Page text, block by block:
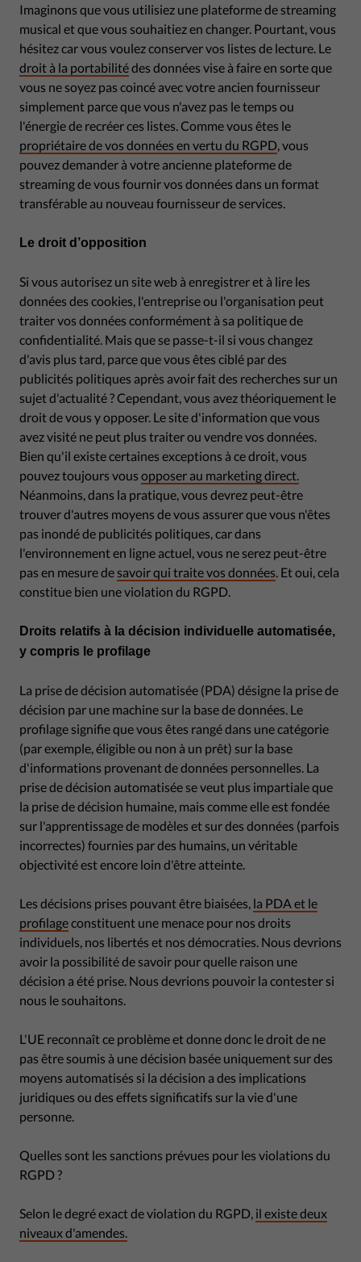
Imaginons que vous utilisiez une plateforme de streaming
musical et que vous souhaitiez en changer. Pourtant, vous
hésitez car vous voulez conserver vos listes de lecture. Le
droit à la portabilitédes données vise à faire en sorte que
vous ne soyez pas coincé avec votre ancien fournisseur
simplement parce que vous n'avez pas le temps ou
l'énergie de recréer ces listes. Comme vous êtes le
propriétaire de vos données en vertu du RGPD , vous
pouvez demander à votre ancienne plateforme de
streaming de vous fournir vos données dans un format
transférable au nouveau fournisseur de services.
Le droit d’opposition
Si vous autorisez un site web à enregistrer et à lire les
données des cookies, l'entreprise ou l'organisation peut
traiter vos données conformément à sa politique de
confidentialité. Mais que se passe-t-il si vous changez
d'avis plus tard, parce que vous êtes ciblé par des
publicités politiques après avoir fait des recherches sur un
sujet d'actualité ? Cependant, vous avez théoriquement le
droit de vous y opposer. Le site d'information que vous
avez visité ne peut plus traiter ou vendre vos données.
Bien qu'il existe certaines exceptions à ce droit, vous
pouvez toujours vous opposer au marketing direct.
Néanmoins, dans la pratique, vous devrez peut-être
trouver d'autres moyens de vous assurer que vous n'êtes
pas inondé de publicités politiques, car dans
l'environnement en ligne actuel, vous ne serez peut-être
pas en mesure de savoir qui traite vos données . Et oui, cela
constitue bien une violation du RGPD.
Droits relatifs à la décision individuelle automatisée,
y compris le profilage
La prise de décision automatisée (PDA) désigne la prise de
décision par une machine sur la base de données. Le
profilage signifie que vous êtes rangé dans une catégorie
(par exemple, éligible ou non à un prêt) sur la base
d'informations provenant de données personnelles. La
prise de décision automatisée se veut plus impartiale que
la prise de décision humaine, mais comme elle est fondée
sur l'apprentissage de modèles et sur des données (parfois
incorrectes) fournies par des humains, un véritable
objectivité est encore loin d'être atteinte.
Les décisions prises pouvant être biaisées, la PDA et le
profilageconstituent une menace pour nos droits
individuels, nos libertés et nos démocraties. Nous devrions
avoir la possibilité de savoir pour quelle raison une
décision a été prise. Nous devrions pouvoir la contester si
nous le souhaitons.
L'UE reconnaît ce problème et donne donc le droit de ne
pas être soumis à une décision basée uniquement sur des
moyens automatisés si la décision a des implications
juridiques ou des effets significatifs sur la vie d'une
personne.
Quelles sont les sanctions prévues pour les violations du
RGPD ?
Selon le degré exact de violation du RGPD, il existe deux
niveaux d'amendes.